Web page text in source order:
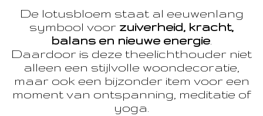
De lotusbloem staat al eeuwenlang
symbool voor zuiverheid, kracht,
balans en nieuwe energie
Daardoor is deze theelichthouder niet
alleen een stijlvolle woondecoratie,
maar ook een bijzonder item voor een
moment van ontspanning, meditatie of
yoga.